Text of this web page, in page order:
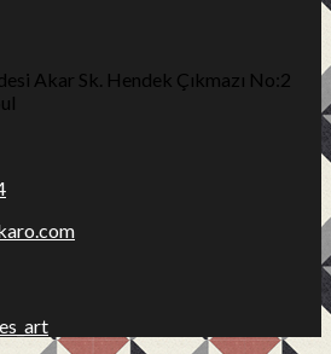
Akar Sk. Hendek Çıkmazı No:2